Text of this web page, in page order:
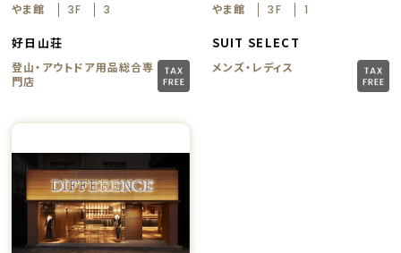
やま館 3F 3
好日山荘
登山・アウトドア用品総合専
門店
やま館 3F 1
SUIT SELECT
メンズ・レディス